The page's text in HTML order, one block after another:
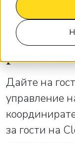
Дайте на
управление
за гости на